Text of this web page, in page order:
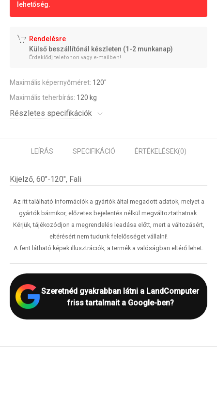
lehetőség.
Rendelésre
Külső beszállítónál készleten (1-2 munkanap)
Érdeklődj telefonon vagy e-mailben!
Maximális képernyőméret: 120"
Maximális teherbírás: 120 kg
Részletes specifikációk
LEÍRÁS SPECIFIKÁCIÓ ÉRTÉKELÉSEK(0)
Kijelző, 60"-120", Fali
Az itt található információk a gyártók által megadott adatok, melyet a
gyártók bármikor, előzetes bejelentés nélkül megváltoztathatnak.
Kérjük, tájékozódjon a megrendelés leadása előtt, mert a változásért,
eltérésért nem tudunk felelősséget vállalni!
A fent látható képek illusztrációk, a termék a valóságban eltérő lehet.
Szeretnéd gyakrabban látni a LandComputer
friss tartalmait a Google-ben?